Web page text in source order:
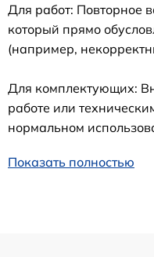
Для работ: Повторное
который прямо
(например,
Для комплектующих:
работе или
нормальном
Показать полностью